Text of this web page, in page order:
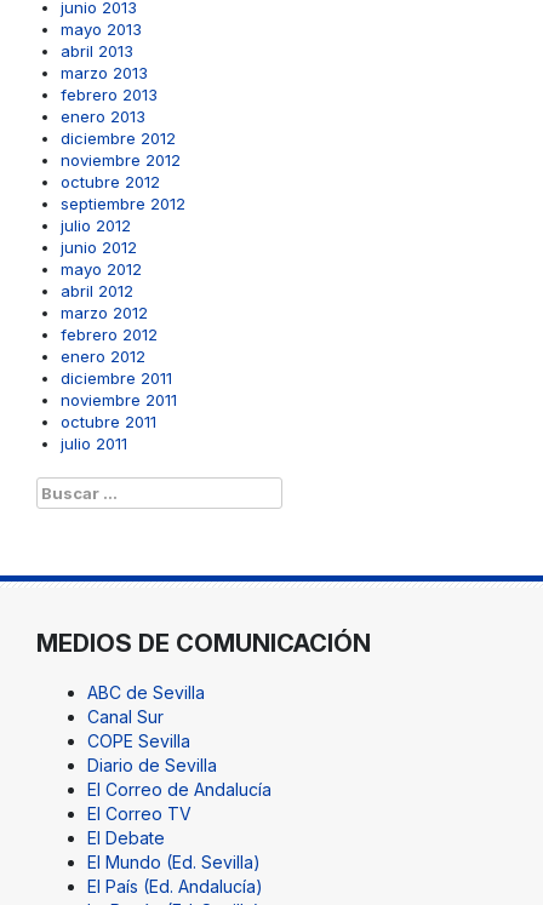
junio 2013
mayo 2013
abril 2013
marzo 2013
febrero 2013
enero 2013
diciembre 2012
noviembre 2012
octubre 2012
septiembre 2012
julio 2012
junio 2012
mayo 2012
abril 2012
marzo 2012
febrero 2012
enero 2012
diciembre 2011
noviembre 2011
octubre 2011
julio 2011
Buscar:
MEDIOS DE COMUNICACIÓN
ABC de Sevilla
Canal Sur
COPE Sevilla
Diario de Sevilla
El Correo de Andalucía
El Correo TV
El Debate
El Mundo (Ed. Sevilla)
El País (Ed. Andalucía)